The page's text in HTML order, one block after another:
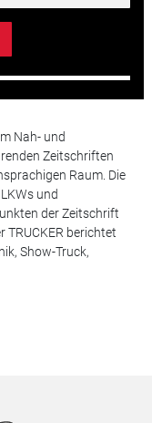
Nah- und
Zeitschriften
Raum. Die
und
der Zeitschrift
TRUCKER berichtet
Show-Truck,